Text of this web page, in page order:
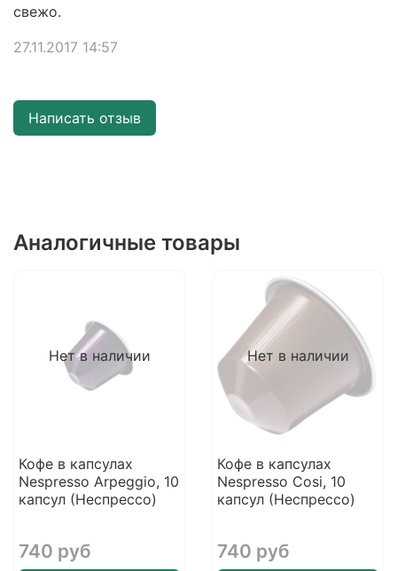
свежо.
27.11.2017 14:57
Написать отзыв
Аналогичные товары
Нет в наличии
Кофе в капсулах
Nespresso Arpeggio, 10
капсул (Неспреcco)
740 руб
Нет в наличии
Кофе в капсулах
Nespresso Cosi, 10
капсул (Неспреcco)
740 руб